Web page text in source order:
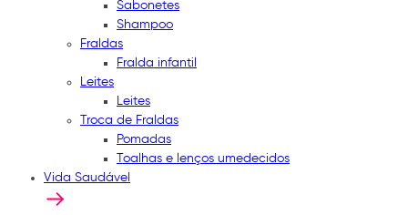
Sabonetes
Shampoo
Fraldas
Fralda infantil
Leites
Leites
Troca de Fraldas
Pomadas
Toalhas e lenços umedecidos
Vida Saudável